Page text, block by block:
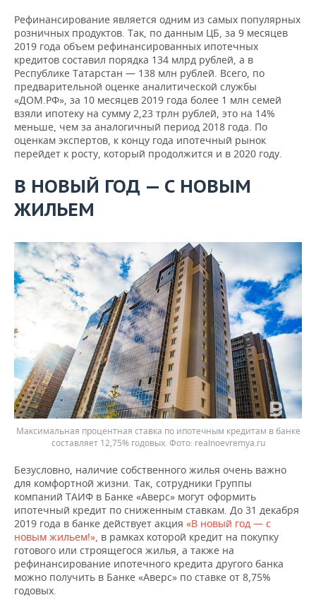
Рефинансирование является одним из самых популярных
розничных продуктов. Так, по данным ЦБ, за 9 месяцев
2019 года объем рефинансированных ипотечных
кредитов составил порядка 134 млрд рублей, а в
Республике Татарстан — 138 млн рублей. Всего, по
предварительной оценке аналитической службы
«ДОМ.РФ», за 10 месяцев 2019 года более 1 млн семей
взяли ипотеку на сумму 2,23 трлн рублей, это на 14%
меньше, чем за аналогичный период 2018 года. По
оценкам экспертов, к концу года ипотечный рынок
перейдет к росту, который продолжится и в 2020 году.
В НОВЫЙ ГОД — С НОВЫМ
ЖИЛЬЕМ
Максимальная процентная ставка по ипотечным кредитам в банке
составляет 12,75% годовых. Фото: realnoevremya.ru
Безусловно, наличие собственного жилья очень важно
для комфортной жизни. Так, сотрудники Группы
компаний ТАИФ в Банке «Аверс» могут оформить
ипотечный кредит по сниженным ставкам. До 31 декабря
2019 года в банке действует акция «В новый год — с
новым жильем!», в рамках которой кредит на покупку
готового или строящегося жилья, а также на
рефинансирование ипотечного кредита другого банка
можно получить в Банке «Аверс» по ставке от 8,75%
годовых.